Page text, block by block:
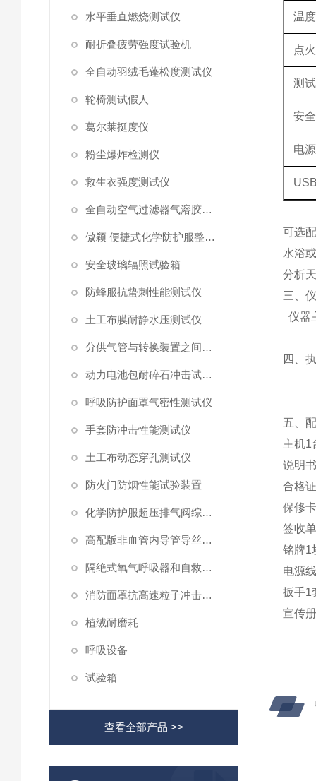
水平垂直燃烧测试仪
耐折叠疲劳强度试验机
全自动羽绒毛蓬松度测试仪
轮椅测试假人
葛尔莱挺度仪
粉尘爆炸检测仪
救生衣强度测试仪
全自动空气过滤器气溶胶细菌截留测试仪
傲颖 便捷式化学防护服整体气密性测试仪
安全玻璃辐照试验箱
防蜂服抗蛰刺性能测试仪
土工布膜耐静水压测试仪
分供气管与转换装置之间连接强度试验机
动力电池包耐碎石冲击试验机
呼吸防护面罩气密性测试仪
手套防冲击性能测试仪
土工布动态穿孔测试仪
防火门防烟性能试验装置
化学防护服超压排气阀综合性测试仪
高配版非血管内导管导丝滑动性能测试仪
隔绝式氧气呼吸器和自救器二氧化碳吸收率及水分含量测试仪
消防面罩抗高速粒子冲击试验机
植绒耐磨耗
呼吸设备
试验箱
查看全部产品 >>
温
点
测
安
电
可选
水浴
分析
三、
仪器
四、
五、
主机1
说明
合格
保修
签收
铭牌1
电源
扳手1
宣传